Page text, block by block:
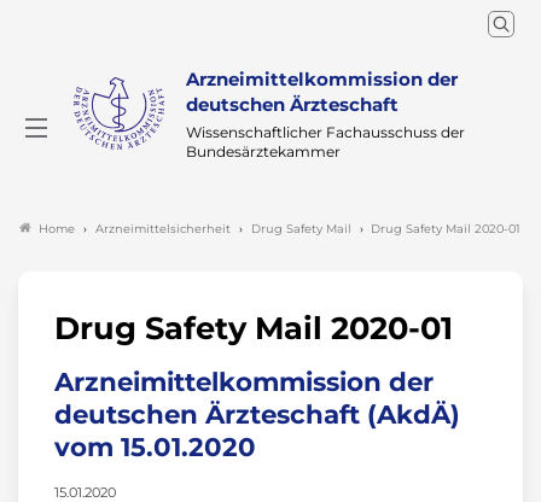
Arzneimittelkommission der
deutschen Ärzteschaft
Wissenschaftlicher Fachausschuss der
Bundesärztekammer
Home Arzneimittelsicherheit Drug Safety Mail Drug Safety Mail 2020-01
Drug Safety Mail 2020-01
Arzneimittelkommission der
deutschen Ärzteschaft (AkdÄ)
vom 15.01.2020
15.01.2020